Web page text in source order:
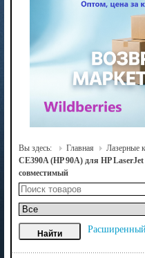
Вы здесь: Главная Лазерные
CE390A (HP 90A) для HP
совместимый